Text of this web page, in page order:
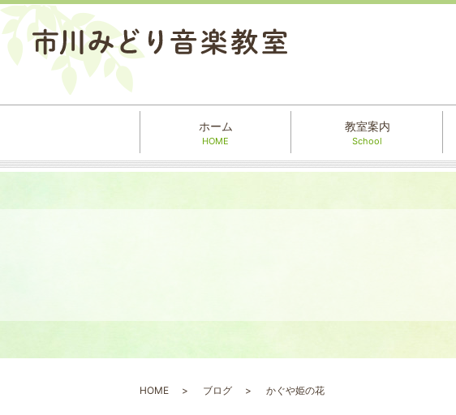
ホーム
HOME
教室案内
School
HOME ブログ かぐや姫の花